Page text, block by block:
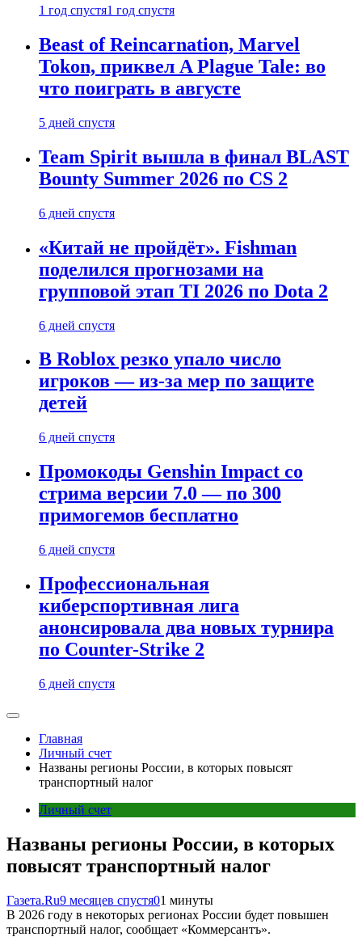
1 год спустя1 год спустя
Beast of Reincarnation, Marvel
Tokon, приквел A Plague Tale: во
что поиграть в августе
5 дней спустя
Team Spirit вышла в финал BLAST
Bounty Summer 2026 по CS 2
6 дней спустя
«Китай не пройдёт». Fishman
поделился прогнозами на
групповой этап TI 2026 по Dota 2
6 дней спустя
В Roblox резко упало число
игроков — из-за мер по защите
детей
6 дней спустя
Промокоды Genshin Impact со
стрима версии 7.0 — по 300
примогемов бесплатно
6 дней спустя
Профессиональная
киберспортивная лига
анонсировала два новых турнира
по Counter-Strike 2
6 дней спустя
Главная
Личный счет
Названы регионы России, в которых повысят
транспортный налог
Личный счет
Названы регионы России, в которых
повысят транспортный налог
Газета.Ru9 месяцев спустя01 минуты
В 2026 году в некоторых регионах России будет повышен
транспортный налог, сообщает «Коммерсантъ».